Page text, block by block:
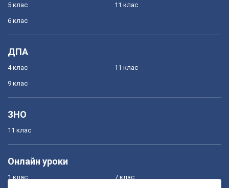
5 клас
6 клас
11 клас
ДПА
4 клас
9 клас
11 клас
ЗНО
11 клас
Онлайн уроки
1 клас 7 клас